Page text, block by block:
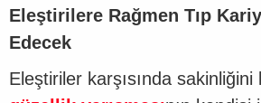
Eleştirilere Rağmen Tıp
Edecek
Eleştiriler karşısında